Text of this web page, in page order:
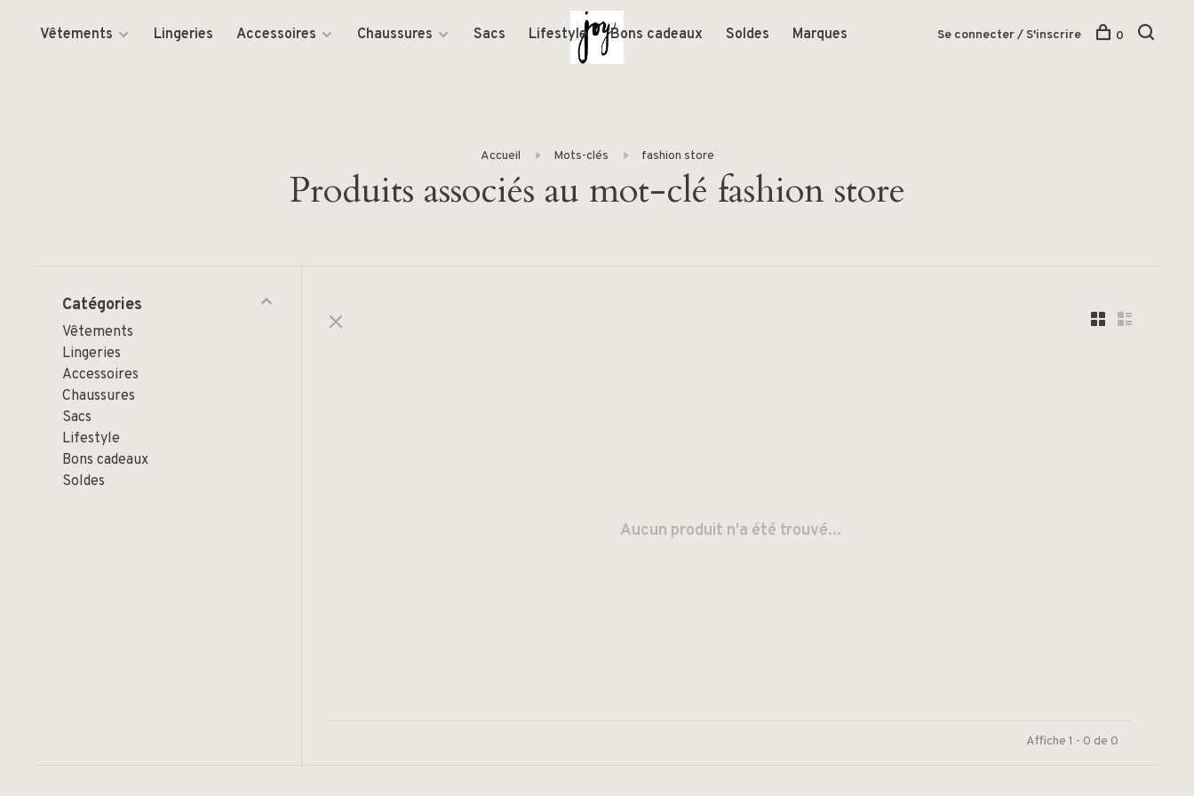
Vêtements Lingeries Accessoires Chaussures Sacs Lifestyle Bons cadeaux Soldes Marques Se connecter / S'inscrire 0
Accueil Mots-clés fashion store
Produits associés au mot-clé fashion store
Catégories
Vêtements
Lingeries
Accessoires
Chaussures
Sacs
Lifestyle
Bons cadeaux
Soldes
Aucun produit n'a été trouvé...
Affiche 1 - 0 de 0